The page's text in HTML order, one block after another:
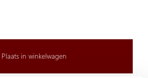
Plaats in winkelwagen